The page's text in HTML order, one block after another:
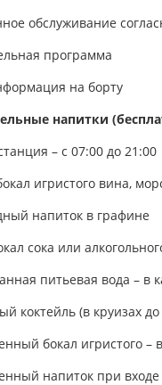
обслуживание
программа
на борту
напитки
– с 07:00 до 21:00
игристого вина,
напиток в графине
сока или
питьевая вода – в
коктейль (в круизах
бокал игристого –
напиток при